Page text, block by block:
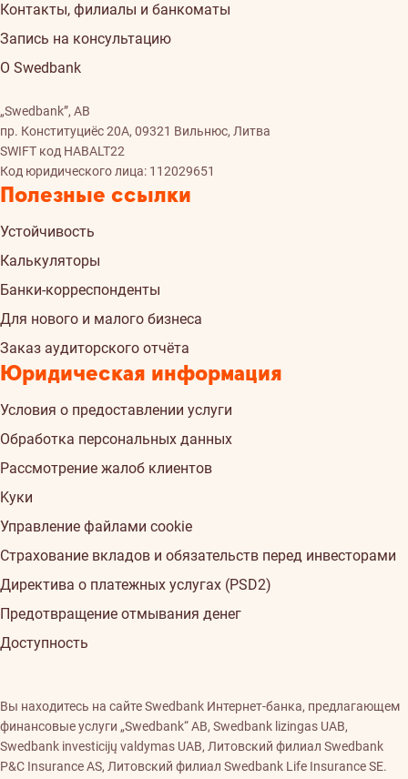
Контакты, филиалы и банкоматы
Запись на консультацию
О Swedbank
„Swedbank”, AB
пр. Конституциёс 20A, 09321 Вильнюс, Литва
SWIFT код HABALT22
Код юридического лица: 112029651
Полезные ссылки
Устойчивость
Калькуляторы
Банки-корреспонденты
Для нового и малого бизнеса
Заказ аудиторского отчёта
Юридическая информация
Условия о предоставлении услуги
Обработка персональных данных
Рассмотрение жалоб клиентов
Kуки
Управление файлами cookie
Страхованиe вкладов и обязательств перед инвесторами
Директива о платежных услугах (PSD2)
Предотвращение отмывания денег
Доступность
Вы находитесь на сайте Swedbank Интернет-банка, предлагающем
финансовые услуги „Swedbank“ AB, Swedbank lizingas UAB,
Swedbank investicijų valdymas UAB, Литовский филиал Swedbank
P&C Insurance AS, Литовский филиал Swedbank Life Insurance SE.